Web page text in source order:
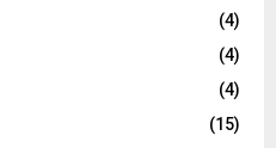
(4)
(4)
(4)
(15)